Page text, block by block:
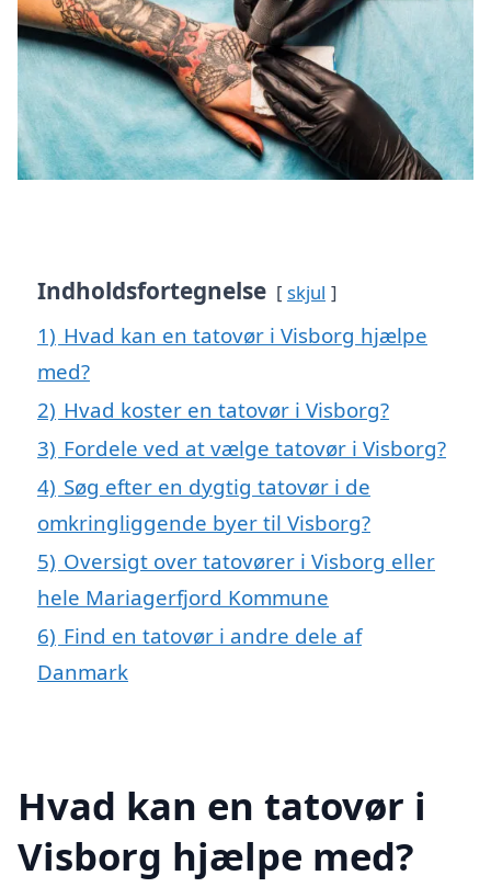
Indholdsfortegnelse skjul
1) Hvad kan en tatovør i Visborg hjælpe
med?
2) Hvad koster en tatovør i Visborg?
3) Fordele ved at vælge tatovør i Visborg?
4) Søg efter en dygtig tatovør i de
omkringliggende byer til Visborg?
5) Oversigt over tatovører i Visborg eller
hele Mariagerfjord Kommune
6) Find en tatovør i andre dele af
Danmark
Hvad kan en tatovør i
Visborg hjælpe med?